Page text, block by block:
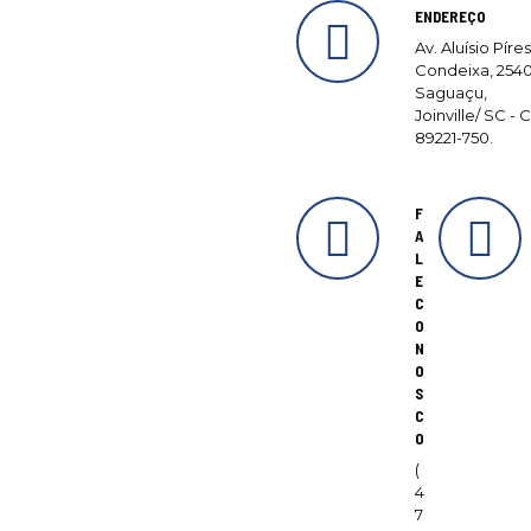
ENDEREÇO
Av. Aluísio Píres
Condeixa,
Saguaçu,
Joinville/ SC -
89221-750.
F
A
L
E
C
O
N
O
S
C
O
(
4
7